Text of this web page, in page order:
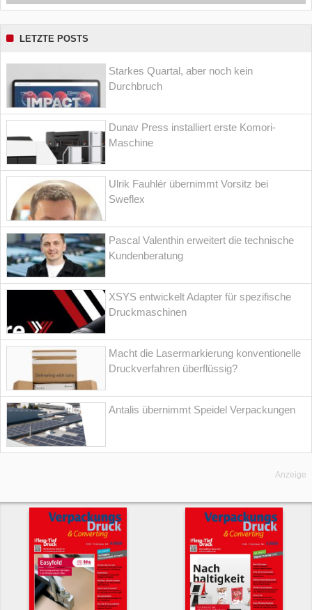
LETZTE POSTS
Starkes Quartal, aber noch kein
Durchbruch
Dunav Press installiert erste Komori-
Maschine
Ulrik Fauhlér übernimmt Vorsitz bei
Sweflex
Pascal Valenthin erweitert die technische
Kundenberatung
XSYS entwickelt Adapter für spezifische
Druckmaschinen
Macht die Lasermarkierung konventionelle
Druckverfahren überflüssig?
Antalis übernimmt Speidel Verpackungen
Anzeige